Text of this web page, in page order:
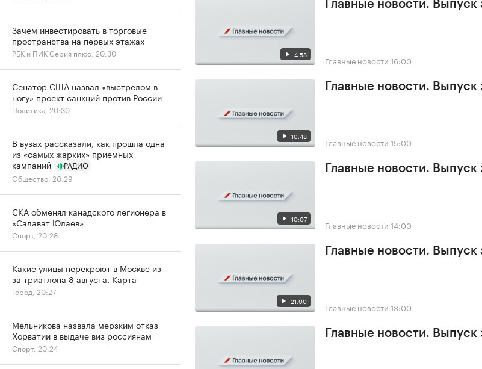
4:58
Главные новости.
Главные новости 16:00
10:48
Главные новости.
Главные новости 15:00
10:07
Главные новости.
Главные новости 14:00
21:00
Главные новости.
Главные новости 13:00
Главные новости.
Зачем инвестировать в торговые
пространства на первых этажах
РБК и ПИК Серия плюс, 20:30
Сенатор США назвал «выстрелом в
ногу» проект санкций против России
Политика, 20:30
В вузах рассказали, как прошла одна
из «самых жарких» приемных
кампаний
РАДИО
Общество, 20:29
СКА обменял канадского легионера в
«Салават Юлаев»
Спорт, 20:28
Какие улицы перекроют в Москве из-
за триатлона 8 августа. Карта
Город, 20:27
Мельникова назвала мерзким отказ
Хорватии в выдаче виз россиянам
Спорт, 20:24